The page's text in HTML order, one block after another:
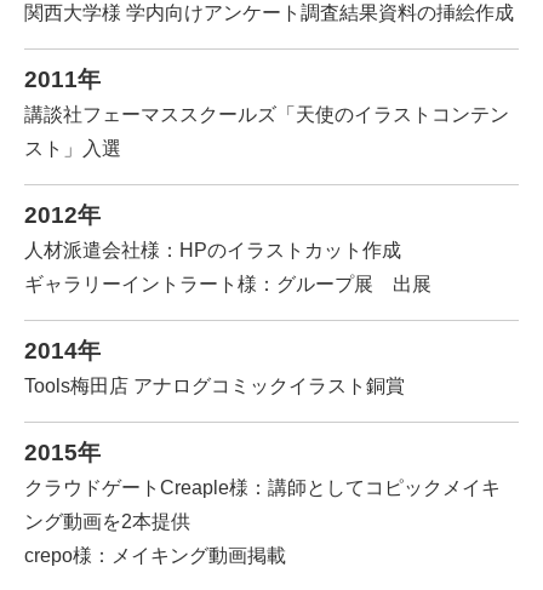
関西大学様 学内向けアンケート調査結果資料の挿絵作成
2011年
講談社フェーマススクールズ「天使のイラストコンテン
スト」入選
2012年
人材派遣会社様：HPのイラストカット作成
ギャラリーイントラート様：グループ展 出展
2014年
Tools梅田店 アナログコミックイラスト銅賞
2015年
クラウドゲートCreaple様：講師としてコピックメイキ
ング動画を2本提供
crepo様：メイキング動画掲載